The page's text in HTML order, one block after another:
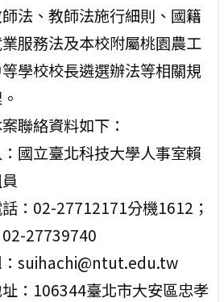
法、教師法施行細則、國籍
服務法及本校附屬桃園農工
學校校長遴選辦法等相關規
聯絡資料如下：
國立臺北科技大學人事室賴
：02-27712171分機1612；
27739740
suihachi@ntut.edu.tw
：106344臺北市大安區忠孝